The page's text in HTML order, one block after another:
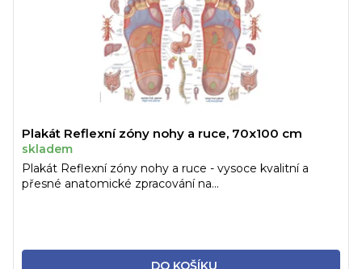
Plakát Reflexní zóny nohy a ruce, 70x100 cm
skladem
DO KOŠÍKU
Plakát Reflexní zóny nohy a ruce - vysoce kvalitní a
přesné anatomické zpracování na...